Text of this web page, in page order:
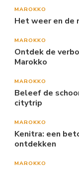
MAROKKO
Het weer en de
MAROKKO
Ontdek de
Marokko
MAROKKO
Beleef de
citytrip
MAROKKO
Kenitra: een
ontdekken
MAROKKO